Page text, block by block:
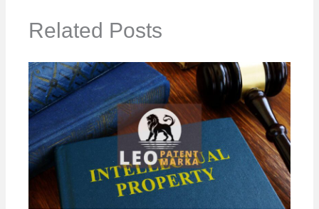
Related Posts